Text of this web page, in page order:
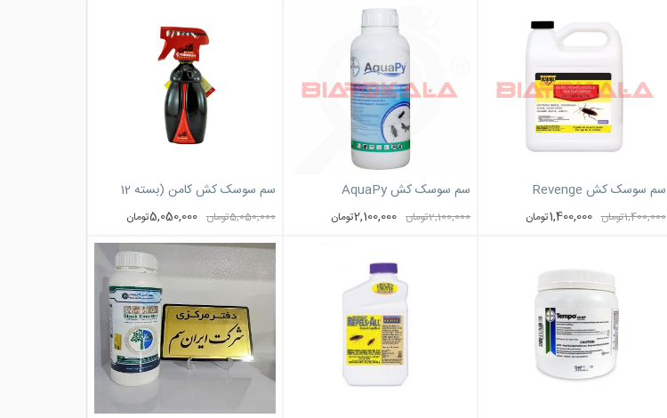
سم سوسک کش Revenge
1,400,000تومان 1,400,000تومان
سم سوسک کش AquaPy
2,100,000تومان 2,100,000تومان
سم سوسک کش کامن (بسته 12
عددی)
5,050,000تومان 5,050,000تومان